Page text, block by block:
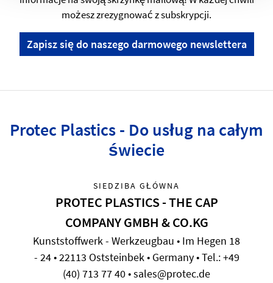
możesz zrezygnować z subskrypcji.
Zapisz się do naszego darmowego newslettera
Protec Plastics - Do usług na całym
świecie
SIEDZIBA GŁÓWNA
PROTEC PLASTICS - THE CAP
COMPANY GMBH & CO.KG
Kunststoffwerk - Werkzeugbau • Im Hegen 18
- 24 • 22113 Oststeinbek • Germany • Tel.: +49
(40) 713 77 40 • sales@protec.de